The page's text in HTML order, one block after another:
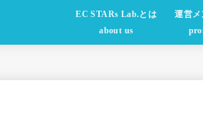
EC STARs Lab.とは
about us
運営メ